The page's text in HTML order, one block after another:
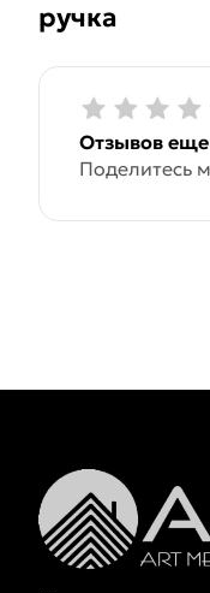
ручка
Отзывов еще
Поделитесь